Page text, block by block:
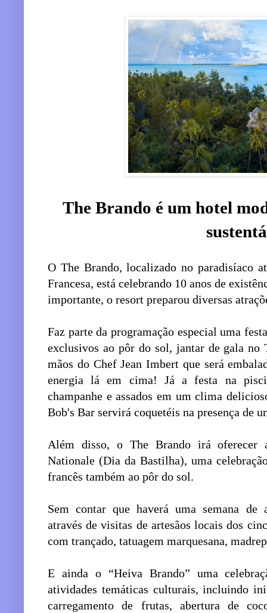
The Brando é um hotel
O The Brando, localizado no paradisíaco
Francesa, está celebrando 10 anos de
importante, o resort preparou diversas
Faz parte da programação especial uma
exclusivos ao pôr do sol, jantar de gala no
mãos do Chef Jean Imbert que será
energia lá em cima! Já a festa na
champanhe e assados em um clima
Bob's Bar servirá coquetéis na presença de
Além disso, o The Brando irá oferecer
Nationale (Dia da Bastilha), uma
francês também ao pôr do sol.
Sem contar que haverá uma semana de
através de visitas de artesãos locais dos
com trançado, tatuagem marquesana,
E ainda o “Heiva Brando” uma
atividades temáticas culturais, incluindo
carregamento de frutas, abertura de